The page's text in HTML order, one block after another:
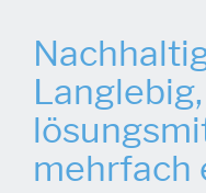
Langlebig,
mehrfach